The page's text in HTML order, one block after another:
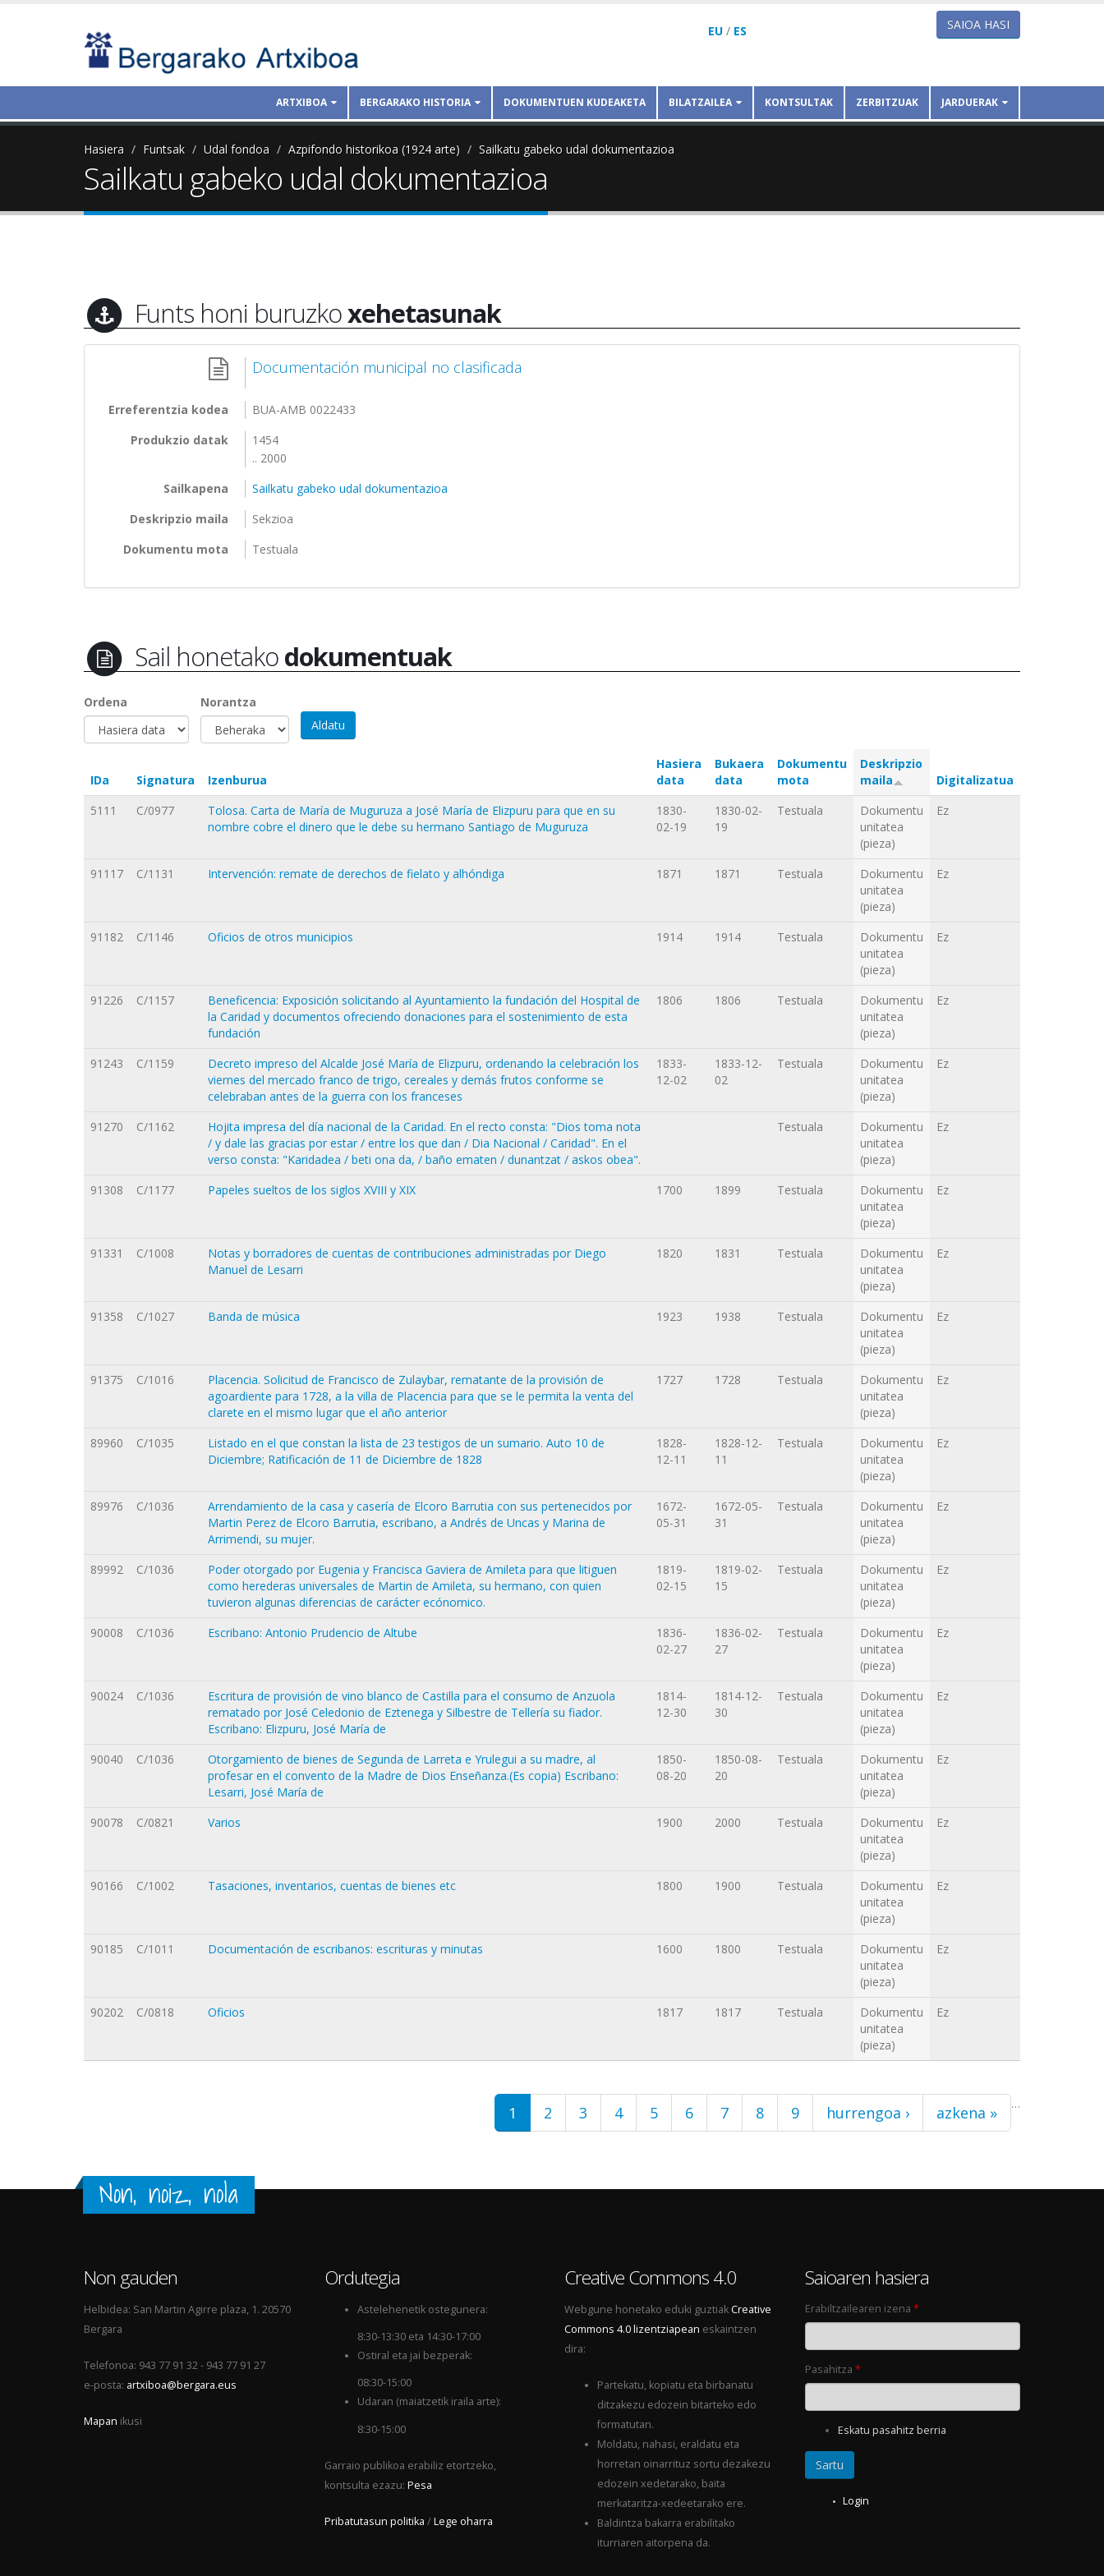
EU / ES SAIOA HASI
ARTXIBOA BERGARAKO HISTORIA DOKUMENTUEN KUDEAKETA BILATZAILEA KONTSULTAK ZERBITZUAK JARDUERAK
Hasiera Funtsak Udal fondoa Azpifondo historikoa (1924 arte) Sailkatu gabeko udal dokumentazioa
Sailkatu gabeko udal dokumentazioa
Funts honi buruzkoxehetasunak
Documentación municipal no clasificada
Erreferentzia kodea
BUA-AMB 0022433
Produkzio datak
1454
.. 2000
Sailkapena
Sailkatu gabeko udal dokumentazioa
Deskripzio maila
Sekzioa
Dokumentu mota
Testuala
Sail honetakodokumentuak
Ordena Norantza
IDa Signatura Izenburua
Hasiera
data
Bukaera
data
Dokumentu
mota
Deskripzio
maila
Digitalizatua
5111
C/0977
Tolosa. Carta de María de Muguruza a José María de Elizpuru para que en su
nombre cobre el dinero que le debe su hermano Santiago de Muguruza
1830-
02-19
1830-02-
19
Testuala
Dokumentu
unitatea
(pieza)
Ez
91117 C/1131 Intervención: remate de derechos de fielato y alhóndiga 1871 1871 Testuala
Dokumentu
unitatea
(pieza)
Ez
91182 C/1146 Oficios de otros municipios 1914 1914 Testuala
Dokumentu
unitatea
(pieza)
Ez
91226 C/1157
Beneficencia: Exposición solicitando al Ayuntamiento la fundación del Hospital de
la Caridad y documentos ofreciendo donaciones para el sostenimiento de esta
fundación
1806 1806 Testuala
Dokumentu
unitatea
(pieza)
Ez
91243 C/1159
Decreto impreso del Alcalde José María de Elizpuru, ordenando la celebración los
viernes del mercado franco de trigo, cereales y demás frutos conforme se
celebraban antes de la guerra con los franceses
1833-
12-02
1833-12-
02
Testuala
Dokumentu
unitatea
(pieza)
Ez
91270 C/1162
Hojita impresa del día nacional de la Caridad. En el recto consta: "Dios toma nota
/ y dale las gracias por estar / entre los que dan / Dia Nacional / Caridad". En el
verso consta: "Karidadea / beti ona da, / baño ematen / dunantzat / askos obea".
Testuala
Dokumentu
unitatea
(pieza)
Ez
91308 C/1177 Papeles sueltos de los siglos XVIII y XIX 1700 1899 Testuala
Dokumentu
unitatea
(pieza)
Ez
91331 C/1008
Notas y borradores de cuentas de contribuciones administradas por Diego
Manuel de Lesarri
1820 1831 Testuala
Dokumentu
unitatea
(pieza)
Ez
91358 C/1027 Banda de música 1923 1938 Testuala
Dokumentu
unitatea
(pieza)
Ez
91375 C/1016
Placencia. Solicitud de Francisco de Zulaybar, rematante de la provisión de
agoardiente para 1728, a la villa de Placencia para que se le permita la venta del
clarete en el mismo lugar que el año anterior
1727 1728 Testuala
Dokumentu
unitatea
(pieza)
Ez
89960 C/1035
Listado en el que constan la lista de 23 testigos de un sumario. Auto 10 de
Diciembre; Ratificación de 11 de Diciembre de 1828
1828-
12-11
1828-12-
11
Testuala
Dokumentu
unitatea
(pieza)
Ez
89976 C/1036
Arrendamiento de la casa y casería de Elcoro Barrutia con sus pertenecidos por
Martin Perez de Elcoro Barrutia, escribano, a Andrés de Uncas y Marina de
Arrimendi, su mujer.
1672-
05-31
1672-05-
31
Testuala
Dokumentu
unitatea
(pieza)
Ez
89992 C/1036
Poder otorgado por Eugenia y Francisca Gaviera de Amileta para que litiguen
como herederas universales de Martin de Amileta, su hermano, con quien
tuvieron algunas diferencias de carácter ecónomico.
1819-
02-15
1819-02-
15
Testuala
Dokumentu
unitatea
(pieza)
Ez
90008 C/1036 Escribano: Antonio Prudencio de Altube
1836-
02-27
1836-02-
27
Testuala
Dokumentu
unitatea
(pieza)
Ez
90024 C/1036
Escritura de provisión de vino blanco de Castilla para el consumo de Anzuola
rematado por José Celedonio de Eztenega y Silbestre de Tellería su fiador.
Escribano: Elizpuru, José María de
1814-
12-30
1814-12-
30
Testuala
Dokumentu
unitatea
(pieza)
Ez
90040 C/1036
Otorgamiento de bienes de Segunda de Larreta e Yrulegui a su madre, al
profesar en el convento de la Madre de Dios Enseñanza.(Es copia) Escribano:
Lesarri, José María de
1850-
08-20
1850-08-
20
Testuala
Dokumentu
unitatea
(pieza)
Ez
90078 C/0821 Varios 1900 2000 Testuala
Dokumentu
unitatea
(pieza)
Ez
90166 C/1002 Tasaciones, inventarios, cuentas de bienes etc 1800 1900 Testuala
Dokumentu
unitatea
(pieza)
Ez
90185 C/1011 Documentación de escribanos: escrituras y minutas 1600 1800 Testuala
Dokumentu
unitatea
(pieza)
Ez
90202 C/0818 Oficios 1817 1817 Testuala
Dokumentu
unitatea
(pieza)
Ez
1 2 3 4 5 6 7 8 9 …
hurrengoa › azkena »
Non, noiz, nola
Non gauden
Helbidea: San Martin Agirre plaza, 1. 20570
Bergara
Telefonoa: 943 77 91 32 - 943 77 91 27
e-posta: artxiboa@bergara.eus
Mapan ikusi
Ordutegia
Astelehenetik ostegunera:
8:30-13:30 eta 14:30-17:00
Ostiral eta jai bezperak:
08:30-15:00
Udaran (maiatzetik iraila arte):
8:30-15:00
Garraio publikoa erabiliz etortzeko,
kontsulta ezazu: Pesa
Pribatutasun politika /Lege oharra
Creative Commons 4.0
Webgune honetako eduki guztiakCreative
Commons 4.0 lizentziapean eskaintzen
dira:
Partekatu, kopiatu eta birbanatu
ditzakezu edozein bitarteko edo
formatutan.
Moldatu, nahasi, eraldatu eta
horretan oinarrituz sortu dezakezu
edozein xedetarako, baita
merkataritza-xedeetarako ere.
Baldintza bakarra erabilitako
iturriaren aitorpena da.
Saioaren hasiera
Erabiltzailearen izena *
Pasahitza *
Eskatu pasahitz berria
Login